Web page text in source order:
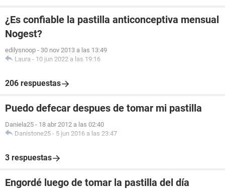
¿Es confiable la pastilla anticonceptiva mensual
Nogest?
edilysnoop - 30 nov 2013 a las 13:49
Laura - 10 jun 2022 a las 19:16
206 respuestas
Puedo defecar despues de tomar mi pastilla
Daniela25 - 18 abr 2012 a las 02:40
Danistone25 - 5 jun 2016 a las 23:47
3 respuestas
Engordé luego de tomar la pastilla del día